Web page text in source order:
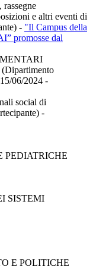
e altri eventi di
- "Il Campus della
promosse dal
06/2024 -
social di
-
PEDIATRICHE
SISTEMI
E POLITICHE